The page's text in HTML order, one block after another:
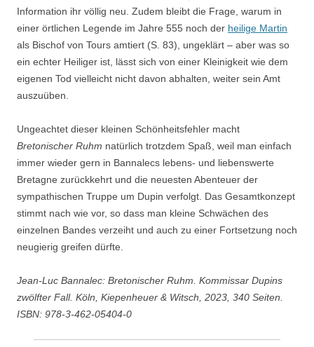
Information ihr völlig neu. Zudem bleibt die Frage, warum in
einer örtlichen Legende im Jahre 555 noch der heilige Martin
als Bischof von Tours amtiert (S. 83), ungeklärt – aber was so
ein echter Heiliger ist, lässt sich von einer Kleinigkeit wie dem
eigenen Tod vielleicht nicht davon abhalten, weiter sein Amt
auszuüben.
Ungeachtet dieser kleinen Schönheitsfehler macht
Bretonischer Ruhm natürlich trotzdem Spaß, weil man einfach
immer wieder gern in Bannalecs lebens- und liebenswerte
Bretagne zurückkehrt und die neuesten Abenteuer der
sympathischen Truppe um Dupin verfolgt. Das Gesamtkonzept
stimmt nach wie vor, so dass man kleine Schwächen des
einzelnen Bandes verzeiht und auch zu einer Fortsetzung noch
neugierig greifen dürfte.
Jean-Luc Bannalec: Bretonischer Ruhm. Kommissar Dupins
zwölfter Fall. Köln, Kiepenheuer & Witsch, 2023, 340 Seiten.
ISBN: 978-3-462-05404-0